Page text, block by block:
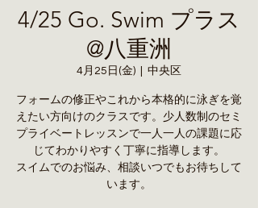
4/25 Go. Swim プラス
@八重洲
4月25日(金) 中央区
フォームの修正やこれから本格的に泳ぎを覚
えたい方向けのクラスです。少人数制のセミ
プライベートレッスンで一人一人の課題に応
じてわかりやすく丁寧に指導します。
スイムでのお悩み、相談いつでもお待ちして
います。